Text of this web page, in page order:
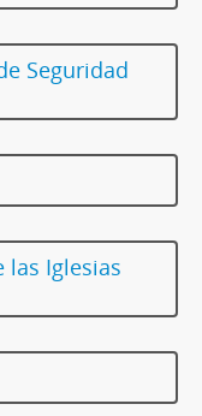
Seguridad
las Iglesias